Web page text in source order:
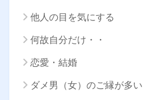
他人の目を気にする
何故自分だけ・・
恋愛・結婚
ダメ男（女）のご縁が多い